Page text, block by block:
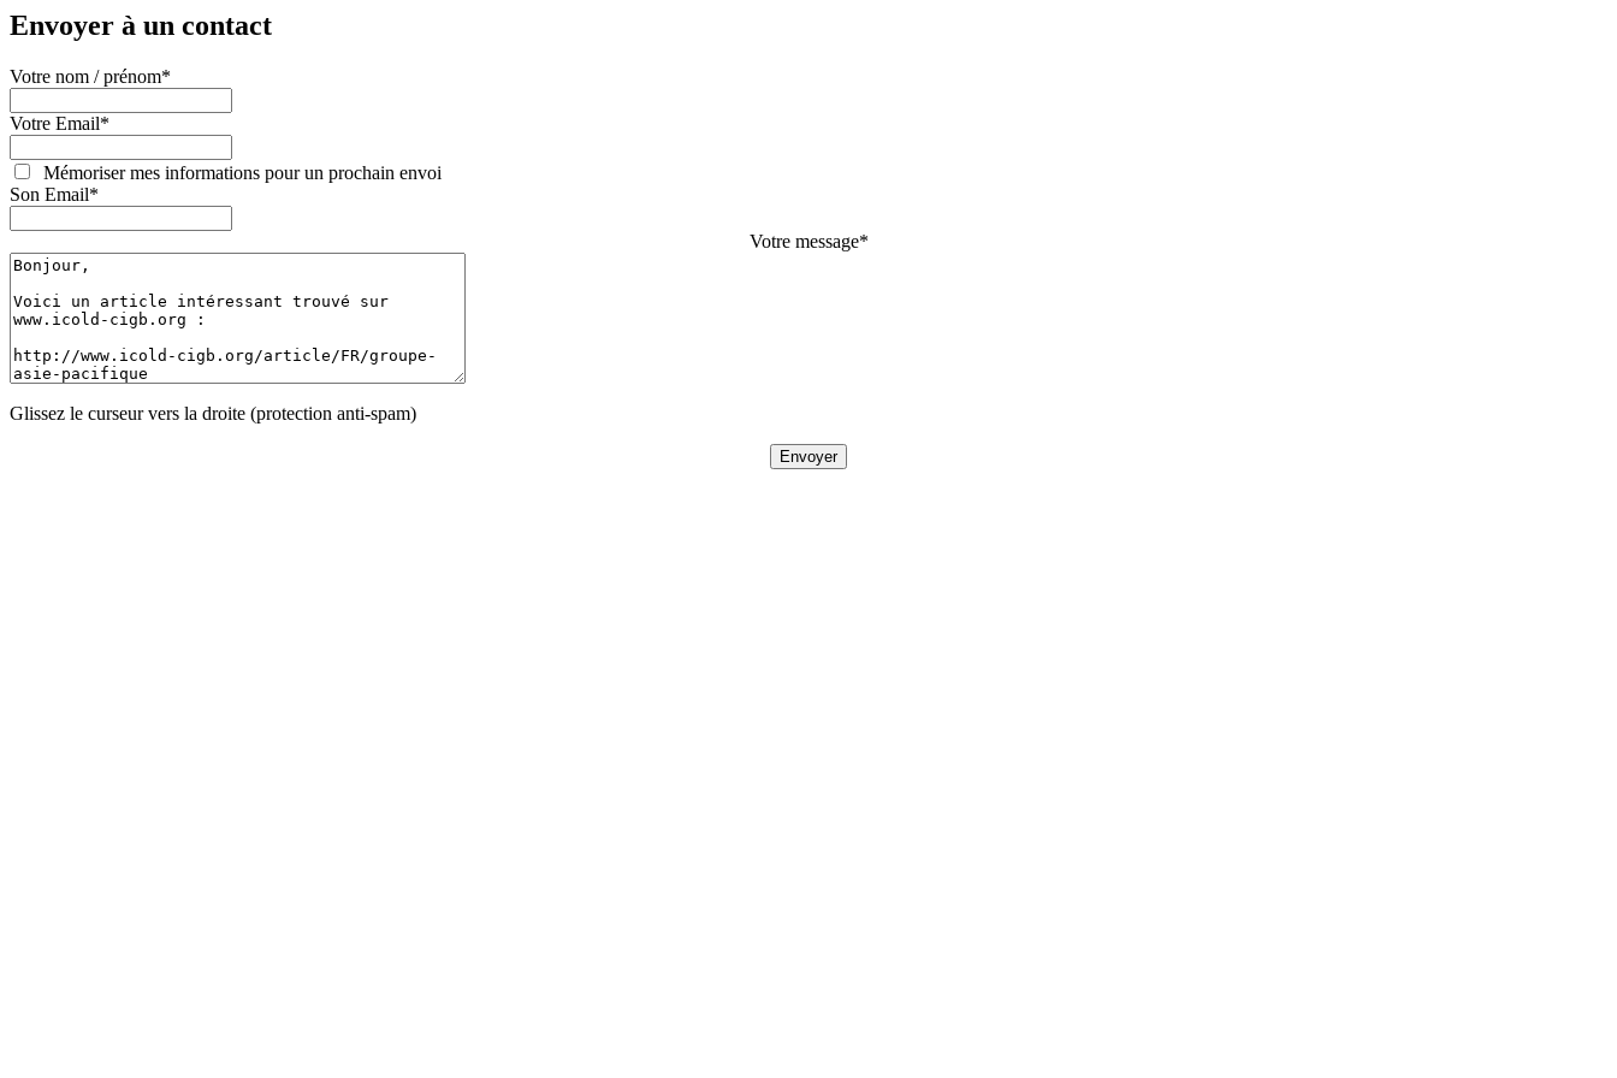
Envoyer à un contact
Votre nom / prénom*
Votre Email*
Mémoriser mes informations pour un prochain envoi
Son Email*
Votre message*
Glissez le curseur vers la droite (protection anti-spam)